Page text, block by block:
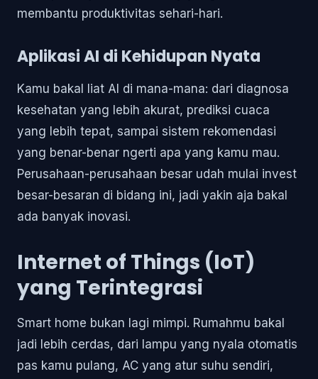
membantu produktivitas sehari-hari.
Aplikasi AI di Kehidupan Nyata
Kamu bakal liat AI di mana-mana: dari diagnosa
kesehatan yang lebih akurat, prediksi cuaca
yang lebih tepat, sampai sistem rekomendasi
yang benar-benar ngerti apa yang kamu mau.
Perusahaan-perusahaan besar udah mulai invest
besar-besaran di bidang ini, jadi yakin aja bakal
ada banyak inovasi.
Internet of Things (IoT)
yang Terintegrasi
Smart home bukan lagi mimpi. Rumahmu bakal
jadi lebih cerdas, dari lampu yang nyala otomatis
pas kamu pulang, AC yang atur suhu sendiri,